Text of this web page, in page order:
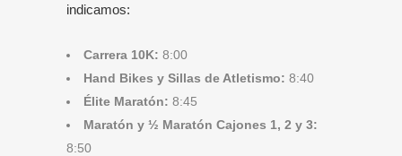
indicamos:
Carrera 10K: 8:00
Hand Bikes y Sillas de Atletismo: 8:40
Élite Maratón: 8:45
Maratón y ½ Maratón Cajones 1, 2 y 3:
8:50